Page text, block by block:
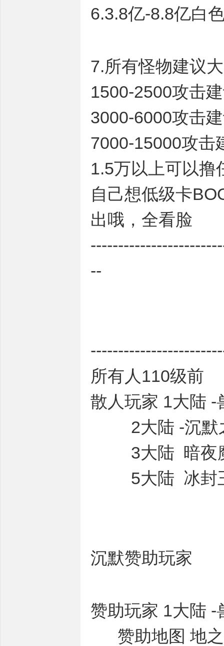
6.3.8亿-8.8亿白
7.所有怪物建议
1500-2500攻击
3000-6000攻击
7000-15000攻击
1.5万以上可以撸
自己想低级卡
出哦，全看脸
--
所有人110级前
散人玩家 1大陆
2大陆 -沉默之
3大陆 暗夜魔
5大陆 冰封王
沉默赞助玩家
赞助玩家 1大陆
赞助地图 地之